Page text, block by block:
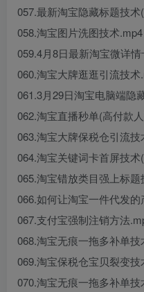
057.最新淘宝隐藏标题技
058.淘宝图片洗图技术.mp4
059.4月8日最新淘宝微详
060.淘宝大牌逛逛引流技术
061.3月29日淘宝电脑端隐
062.淘宝直播秒单(高付款
063.淘宝大牌保税仓引流技
064.淘宝关键词卡首屏技
065.淘宝错放类目强上标题
066.如何让淘宝一件代发
067.支付宝强制注销方法
068.淘宝无痕一拖多补单
069.淘宝保税仓宝贝裂变技
070.淘宝无痕一拖多补单技